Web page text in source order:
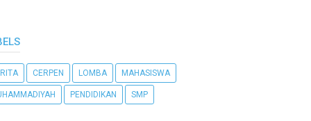
CERPEN LOMBA MAHASISWA
PENDIDIKAN SMP